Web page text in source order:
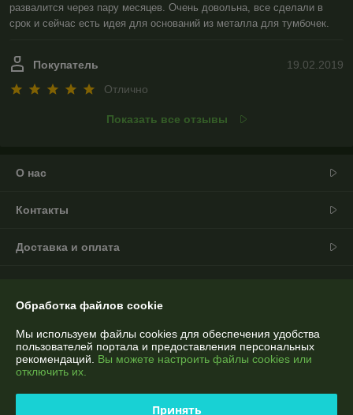
развалится через пару месяцев. Очень довольна, все сделали в
срок и сейчас есть идея для оснований из металла для тумбочек.
19.02.2019
Покупатель
Отлично
Показать все отзывы
О нас
Контакты
Доставка и оплата
Политика обработки cookies
Сайт создан на платформе Deal.by
Обработка файлов cookie
Мы используем файлы cookies для обеспечения удобства
пользователей портала и предоставления персональных
рекомендаций. Вы можете настроить файлы cookies или
отключить их.
Принять